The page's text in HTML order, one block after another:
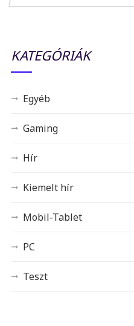
KATEGÓRIÁK
Egyéb
Gaming
Hír
Kiemelt hír
Mobil-Tablet
PC
Teszt